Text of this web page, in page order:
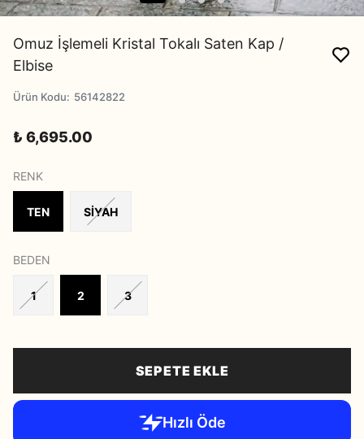
Omuz İşlemeli Kristal Tokalı Saten Kap /
Elbise
Ürün Kodu: 56142822
₺ 6,695.00
RENK
TEN SİYAH
BEDEN
1 2 3
SEPETE EKLE